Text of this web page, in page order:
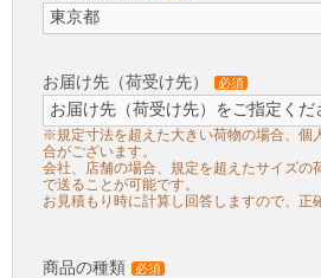
お届け先（荷受け先） 必須
※規定寸法を超えた大きい荷物の場合、個
合がございます。
会社、店舗の場合、規定を超えたサイズの
で送ることが可能です。
お見積もり時に計算し回答しますので、正
商品の種類 必須